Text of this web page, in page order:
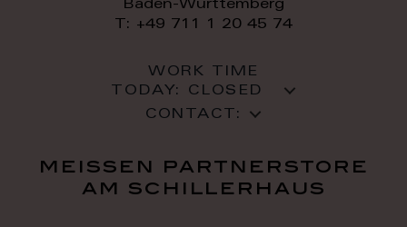
Baden-Württemberg
T: +49 711 1 20 45 74
WORK TIME
TODAY: CLOSED
CONTACT:
meissen partnerstore
am schillerhaus